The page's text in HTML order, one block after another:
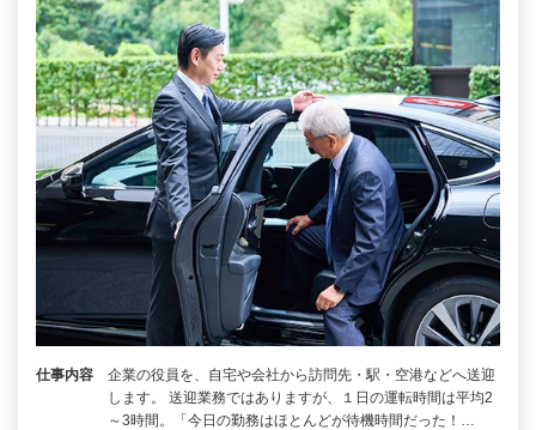
仕事内容
企業の役員を、自宅や会社から訪問先・駅・空港などへ送迎
します。 送迎業務ではありますが、１日の運転時間は平均2
～3時間。「今日の勤務はほとんどが待機時間だった！…